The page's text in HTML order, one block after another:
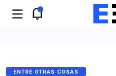
ENTRE OTRAS COSAS